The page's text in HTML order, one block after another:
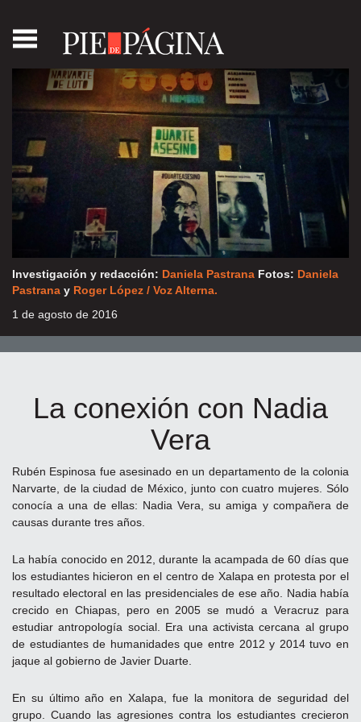
Introducción
La
muerte
proféticas
2.
3.
mentiras
Veracruz
Investigación y redacción: Daniela Pastrana Fotos: Daniela
Pastrana y Roger López / Voz Alterna.
1 de agosto de 2016
La conexión con Nadia
Vera
Rubén Espinosa fue asesinado en un departamento de la colonia
Narvarte, de la ciudad de México, junto con cuatro mujeres. Sólo
conocía a una de ellas: Nadia Vera, su amiga y compañera de
causas durante tres años.
La había conocido en 2012, durante la acampada de 60 días que
los estudiantes hicieron en el centro de Xalapa en protesta por el
resultado electoral en las presidenciales de ese año. Nadia había
crecido en Chiapas, pero en 2005 se mudó a Veracruz para
estudiar antropología social. Era una activista cercana al grupo
de estudiantes de humanidades que entre 2012 y 2014 tuvo en
jaque al gobierno de Javier Duarte.
En su último año en Xalapa, fue la monitora de seguridad del
grupo. Cuando las agresiones contra los estudiantes crecieron